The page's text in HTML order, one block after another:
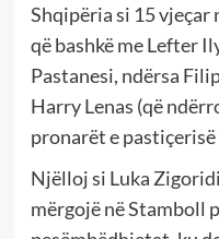
Shqipëria si 15 vjeçar
që bashkë me Lefter
Pastanesi, ndërsa
Harry Lenas (që
pronarët e
Njëlloj si Luka
mërgojë në Stamboll